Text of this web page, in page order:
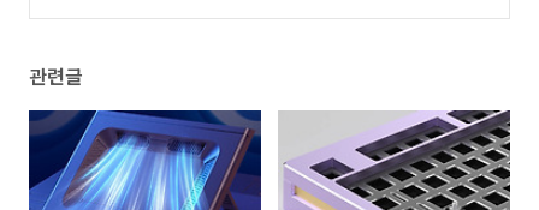
관련글